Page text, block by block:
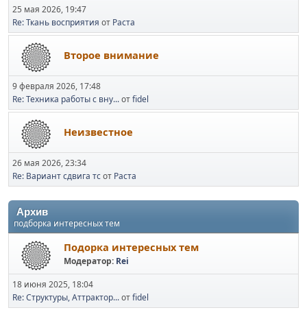
25 мая 2026, 19:47
Re: Ткань восприятия от Раста
Второе внимание
9 февраля 2026, 17:48
Re: Техника работы с вну...отfidel
Неизвестное
26 мая 2026, 23:34
Re: Вариант сдвига тсот Раста
Архив
подборка интересных тем
Подорка интересных тем
Модератор: Rei
18 июня 2025, 18:04
Re: Структуры, Аттрактор...отfidel